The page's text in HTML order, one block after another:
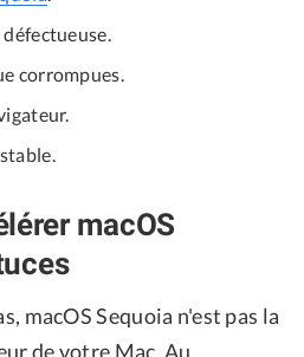
corrompues.
macOS
macOS Sequoia n'est pas la
de votre Mac. Au